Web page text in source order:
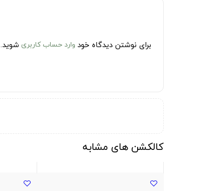
برای نوشتن دیدگاه خود وارد حساب کاربری شوید.
کالکشن های مشابه